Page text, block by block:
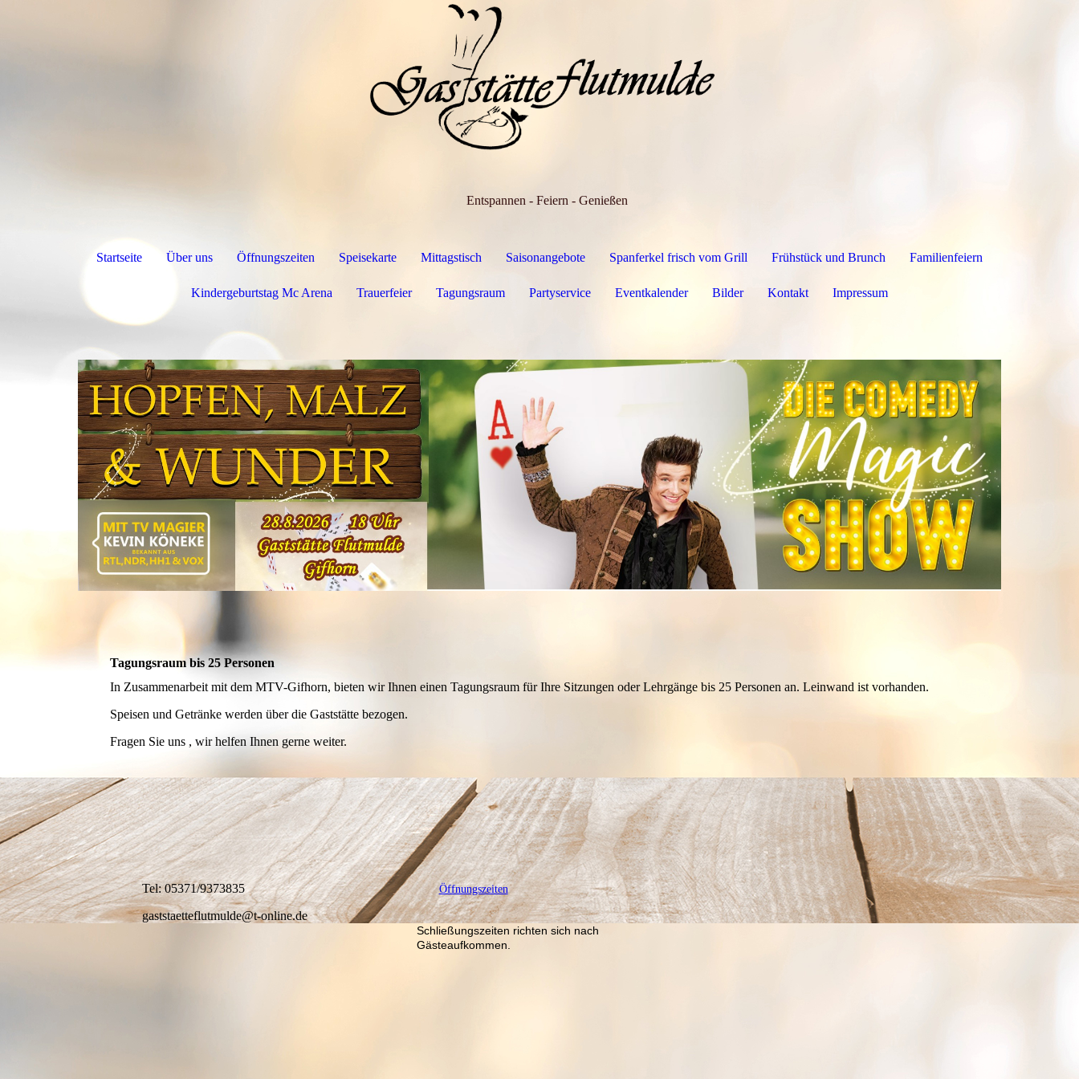
Entspannen - Feiern - Genießen
Startseite Über uns Öffnungszeiten Speisekarte Mittagstisch Saisonangebote Spanferkel frisch vom Grill Frühstück und Brunch Familienfeiern
Kindergeburtstag Mc Arena Trauerfeier Tagungsraum Partyservice Eventkalender Bilder Kontakt Impressum
Tagungsraum bis 25 Personen
In Zusammenarbeit mit dem MTV-Gifhorn, bieten wir Ihnen einen Tagungsraum für Ihre Sitzungen oder Lehrgänge bis 25 Personen an. Leinwand ist vorhanden.
Speisen und Getränke werden über die Gaststätte bezogen.
Fragen Sie uns , wir helfen Ihnen gerne weiter.
Tel: 05371/9373835
gaststaetteflutmulde@t-online.de
Öffnungszeiten
Schließungszeiten richten sich nach
Gästeaufkommen.